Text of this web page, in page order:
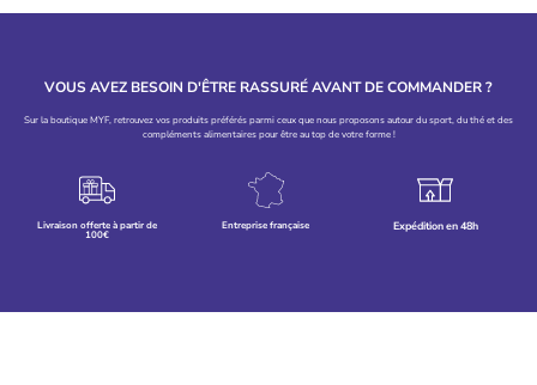
VOUS AVEZ BESOIN D'ÊTRE RASSURÉ AVANT DE COMMANDER ?
Sur la boutique MYF, retrouvez vos produits préférés parmi ceux que nous proposons autour du sport, du thé et des
compléments alimentaires pour être au top de votre forme !
Livraison offerte à partir de
100€
Entreprise française Expédition en 48h